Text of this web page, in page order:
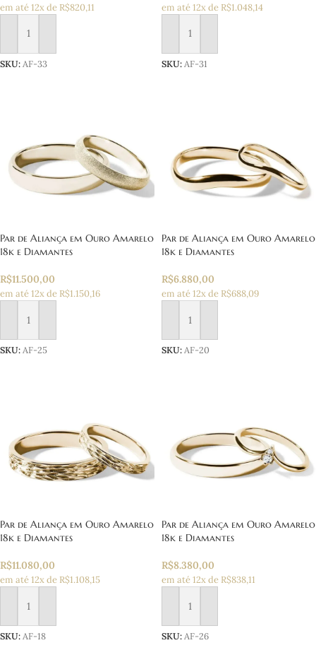
em até 12x de R$820,11
Adicionar ao carrinho
SKU: AF-33
em até 12x de R$1.048,14
Adicionar ao carrinho
SKU: AF-31
Par de Aliança em Ouro Amarelo
18k e Diamantes
R$11.500,00
em até 12x de R$1.150,16
Adicionar ao carrinho
SKU:AF-25
Par de Aliança em Ouro Amarelo
18k e Diamantes
R$6.880,00
em até 12x de R$688,09
Adicionar ao carrinho
SKU:AF-20
Par de Aliança em Ouro Amarelo
18k e Diamantes
R$11.080,00
em até 12x de R$1.108,15
Adicionar ao carrinho
SKU:AF-18
Par de Aliança em Ouro Amarelo
18k e Diamantes
R$8.380,00
em até 12x de R$838,11
Adicionar ao carrinho
SKU:AF-26